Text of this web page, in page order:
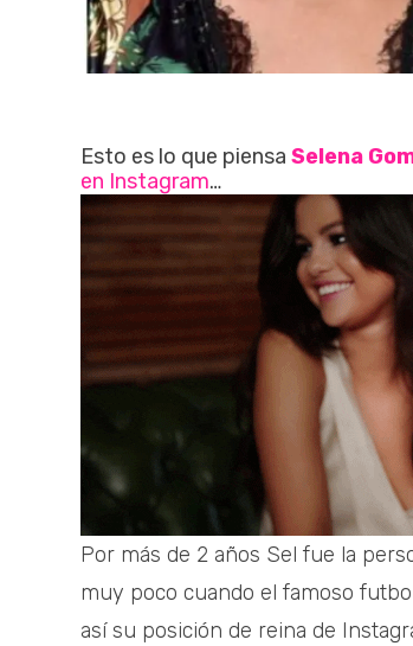
Esto es lo que piensa Selena
en Instagram…
Por más de 2 años Sel fue la
muy poco cuando el famoso
así su posición de reina de